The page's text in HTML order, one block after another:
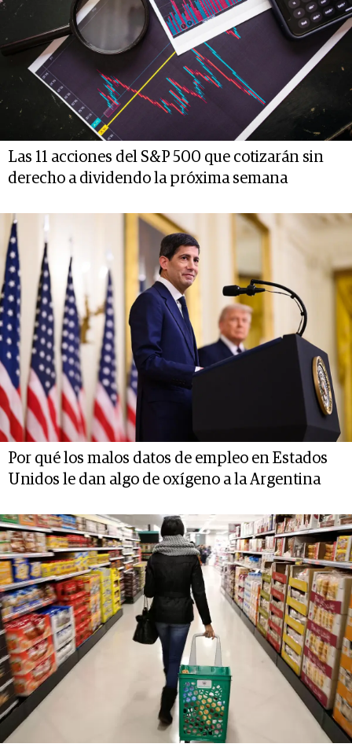
Las 11 acciones del S&P 500 que cotizarán sin
derecho a dividendo la próxima semana
Por qué los malos datos de empleo en Estados
Unidos le dan algo de oxígeno a la Argentina